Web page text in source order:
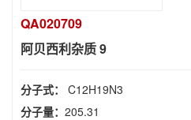
QA020709
阿贝西利杂质 9
分子式： C12H19N3
分子量： 205.31